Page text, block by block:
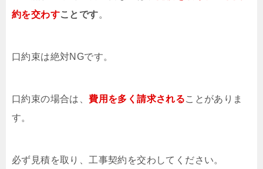
約を交わすことです。
口約束は絶対NGです。
口約束の場合は、費用を多く請求されることがありま
す。
必ず見積を取り、工事契約を交わしてください。